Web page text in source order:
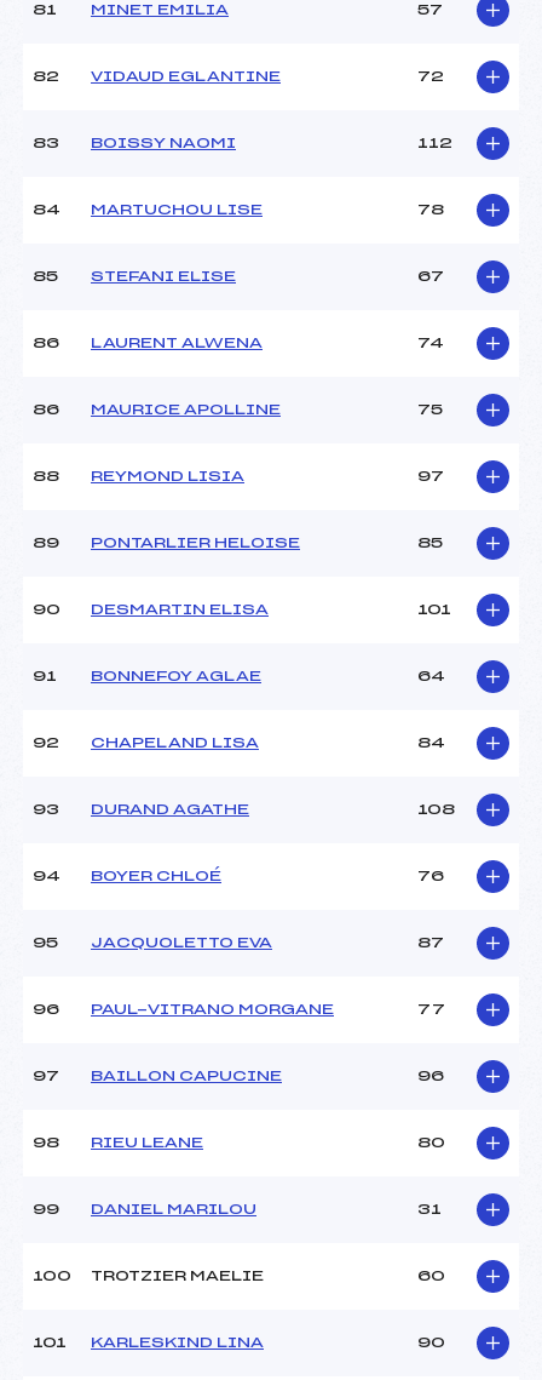
81 MINET EMILIA 57
82 VIDAUD EGLANTINE 72
83 BOISSY NAOMI 112
84 MARTUCHOU LISE 78
85 STEFANI ELISE 67
86 LAURENT ALWENA 74
86 MAURICE APOLLINE 75
88 REYMOND LISIA 97
89 PONTARLIER HELOISE 85
90 DESMARTIN ELISA 101
91 BONNEFOY AGLAE 64
92 CHAPELAND LISA 84
93 DURAND AGATHE 108
94 BOYER CHLOÉ 76
95 JACQUOLETTO EVA 87
96 PAUL-VITRANO MORGANE 77
97 BAILLON CAPUCINE 96
98 RIEU LEANE 80
99 DANIEL MARILOU 31
100 TROTZIER MAELIE 60
101 KARLESKIND LINA 90